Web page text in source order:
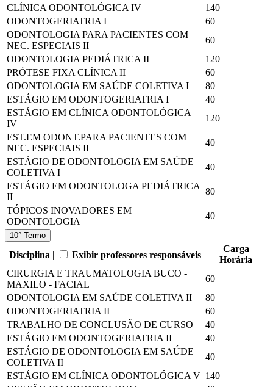
CLÍNICA ODONTOLÓGICA IV
140
ODONTOGERIATRIA I
60
ODONTOLOGIA PARA PACIENTES COM
NEC. ESPECIAIS II
60
ODONTOLOGIA PEDIÁTRICA II
120
PRÓTESE FIXA CLÍNICA II
60
ODONTOLOGIA EM SAÚDE COLETIVA I
80
ESTÁGIO EM ODONTOGERIATRIA I
40
ESTÁGIO EM CLÍNICA ODONTOLÓGICA
IV
120
EST.EM ODONT.PARA PACIENTES COM
NEC. ESPECIAIS II
40
ESTÁGIO DE ODONTOLOGIA EM SAÚDE
COLETIVA I
40
ESTÁGIO EM ODONTOLOGA PEDIÁTRICA
II
80
TÓPICOS INOVADORES EM
ODONTOLOGIA
40
10° Termo
Disciplina | Exibir professores responsáveis
Carga
Horária
CIRURGIA E TRAUMATOLOGIA BUCO -
MAXILO - FACIAL
60
ODONTOLOGIA EM SAÚDE COLETIVA II
80
ODONTOGERIATRIA II
60
TRABALHO DE CONCLUSÃO DE CURSO
40
ESTÁGIO EM ODONTOGERIATRIA II
40
ESTÁGIO DE ODONTOLOGIA EM SAÚDE
COLETIVA II
40
ESTÁGIO EM CLÍNICA ODONTOLÓGICA V 140